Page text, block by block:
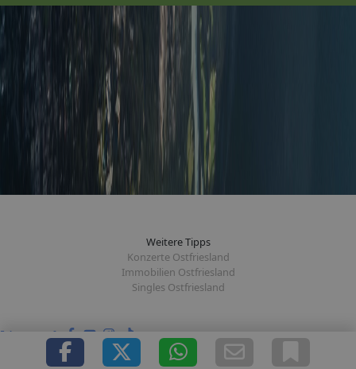
Weitere Tipps
Konzerte Ostfriesland
Immobilien Ostfriesland
Singles Ostfriesland
Folge uns auf: